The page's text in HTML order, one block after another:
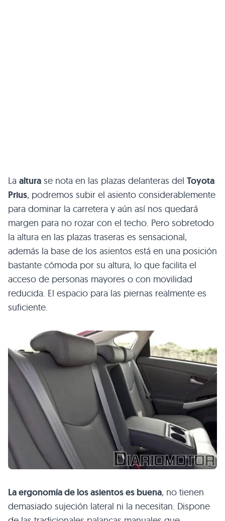
La altura se nota en las plazas delanteras del Toyota
Prius, podremos subir el asiento considerablemente
para dominar la carretera y aún así nos quedará
margen para no rozar con el techo. Pero sobretodo
la altura en las plazas traseras es sensacional,
además la base de los asientos está en una posición
bastante cómoda por su altura, lo que facilita el
acceso de personas mayores o con movilidad
reducida. El espacio para las piernas realmente es
suficiente.
La ergonomía de los asientos es buena, no tienen
demasiado sujeción lateral ni la necesitan. Dispone